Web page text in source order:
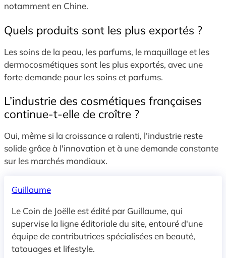
notamment en Chine.
Quels produits sont les plus exportés ?
Les soins de la peau, les parfums, le maquillage et les
dermocosmétiques sont les plus exportés, avec une
forte demande pour les soins et parfums.
L’industrie des cosmétiques françaises
continue-t-elle de croître ?
Oui, même si la croissance a ralenti, l'industrie reste
solide grâce à l'innovation et à une demande constante
sur les marchés mondiaux.
Guillaume
Le Coin de Joëlle est édité par Guillaume, qui
supervise la ligne éditoriale du site, entouré d'une
équipe de contributrices spécialisées en beauté,
tatouages et lifestyle.